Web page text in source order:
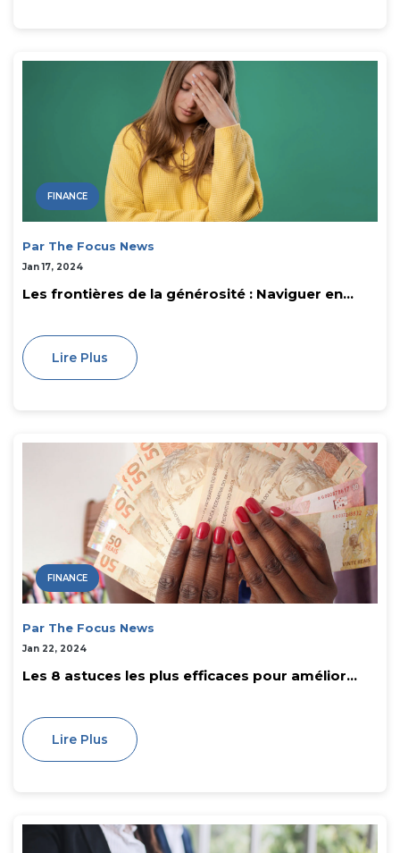
FINANCE
Par The Focus News
Jan 17, 2024
Les frontières de la générosité : Naviguer en...
Lire Plus
FINANCE
Par The Focus News
Jan 22, 2024
Les 8 astuces les plus efficaces pour amélior...
Lire Plus